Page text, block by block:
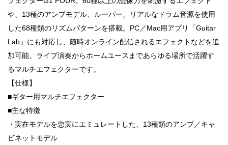
や、13種のアンプモデル、ルーパー、リアルなドラム音源を使用
した68種類のリズムパターンを搭載。PC／Mac用アプリ「Guitar
Lab」にも対応し、随時オンライン配信されるエフェクトなどを追
加可能。ライブ演奏からホームユースまであらゆる場所で活躍す
るマルチエフェクターです。
【仕様】
■ギター用マルチエフェクター
■主な特徴
・実在モデルを忠実にエミュレートした、13種類のアンプ／キャ
ビネットモデル